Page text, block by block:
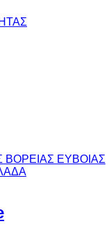
ΒΟΡΕΙΑΣ ΕΥΒΟΙΑΣ